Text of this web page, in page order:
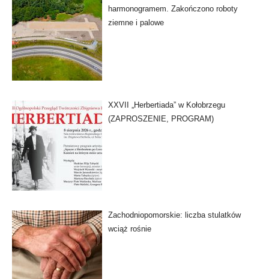
harmonogramem. Zakończono roboty
ziemne i palowe
XXVII „Herbertiada” w Kołobrzegu
(ZAPROSZENIE, PROGRAM)
Zachodniopomorskie: liczba stulatków
wciąż rośnie